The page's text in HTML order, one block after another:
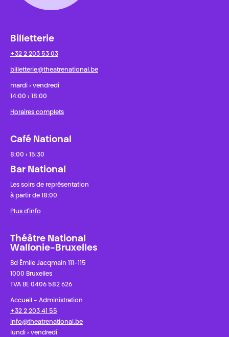
Billetterie
+32 2 203 53 03
billetterie@theatrenational.be
mardi › vendredi
14:00 › 18:00
Horaires complets
Café National
8:00 › 15:30
Bar National
Les soirs de représentation
à partir de 18:00
Plus d'info
Théâtre National
Wallonie-Bruxelles
Bd Émile Jacqmain 111-115
1000 Bruxelles
TVA BE 0406 582 626
Accueil - Administration
+32 2 203 41 55
info@theatrenational.be
lundi › vendredi